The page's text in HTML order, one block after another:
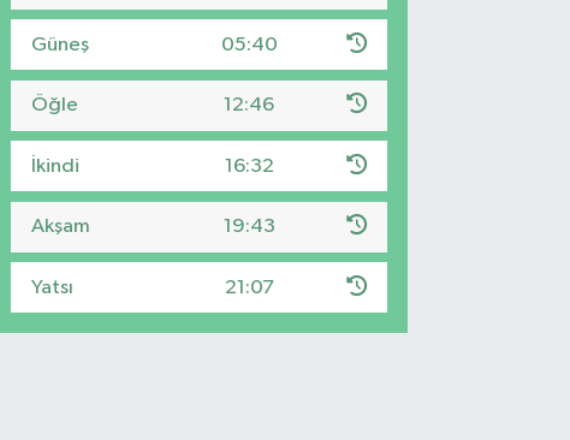
Güneş 05:40
Öğle 12:46
İkindi 16:32
Akşam 19:43
Yatsı 21:07